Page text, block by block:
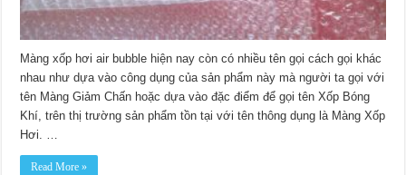
Màng xốp hơi air bubble hiện nay còn có nhiều tên gọi cách gọi khác
nhau như dựa vào công dụng của sản phẩm này mà người ta gọi với
tên Màng Giảm Chấn hoặc dựa vào đặc điểm để gọi tên Xốp Bóng
Khí, trên thị trường sản phẩm tồn tại với tên thông dụng là Màng Xốp
Hơi. …
Read More »